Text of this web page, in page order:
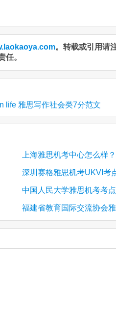
。转载或引用请
任。
life 雅思写作社会类7分范文
上海雅思机考中心怎么样？
深圳赛格雅思机考UKVI考
中国人民大学雅思机考考
福建省教育国际交流协会